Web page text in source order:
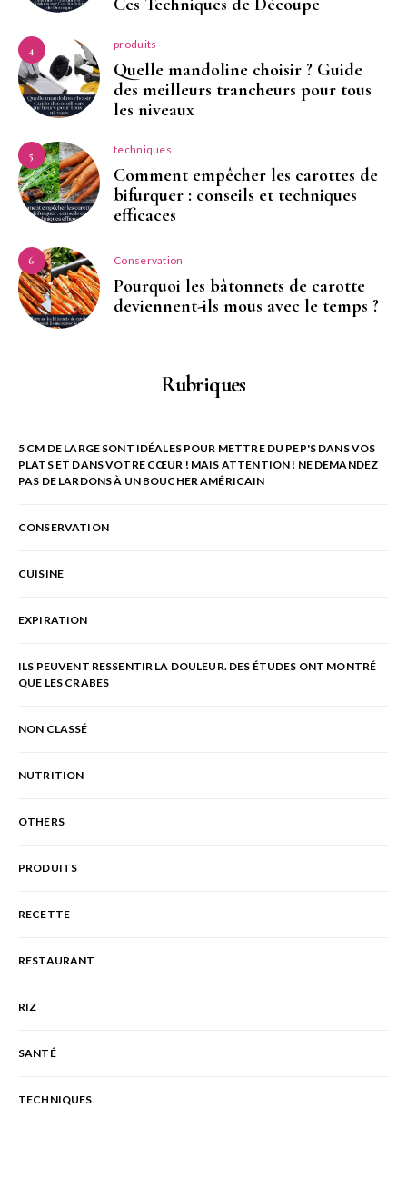
Ces Techniques de Découpe
4 produits
Quelle mandoline choisir ? Guide
des meilleurs trancheurs pour tous
les niveaux
5 techniques
Comment empêcher les carottes de
bifurquer : conseils et techniques
efficaces
6 Conservation
Pourquoi les bâtonnets de carotte
deviennent-ils mous avec le temps ?
Rubriques
5 CM DE LARGE SONT IDÉALES POUR METTRE DU PEP'S DANS VOS
PLATS ET DANS VOTRE CŒUR ! MAIS ATTENTION ! NE DEMANDEZ
PAS DE LARDONS À UN BOUCHER AMÉRICAIN
CONSERVATION
CUISINE
EXPIRATION
ILS PEUVENT RESSENTIR LA DOULEUR. DES ÉTUDES ONT MONTRÉ
QUE LES CRABES
NON CLASSÉ
NUTRITION
OTHERS
PRODUITS
RECETTE
RESTAURANT
RIZ
SANTÉ
TECHNIQUES